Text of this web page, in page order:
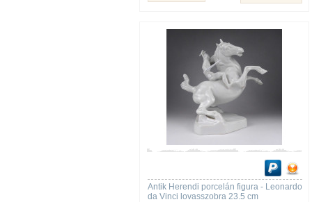
Antik Herendi porcelán figura - Leonardo
da Vinci lovasszobra 23.5 cm